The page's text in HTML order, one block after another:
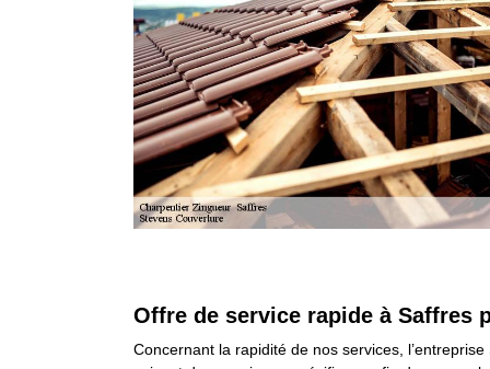
Offre de service rapide à Saffres
Concernant la rapidité de nos services,